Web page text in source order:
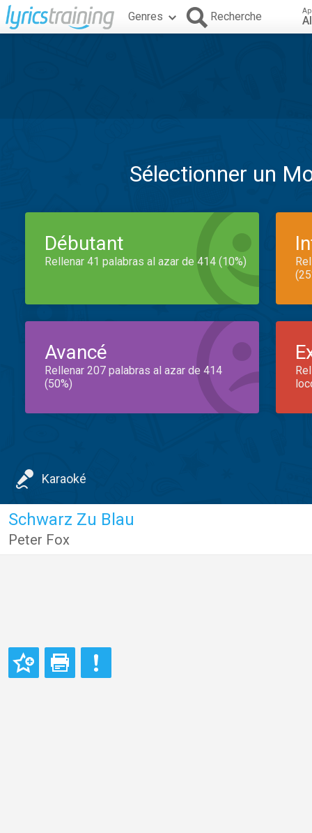
Genres Recherche
Sélectionner un
Débutant
Rellenar 41 palabras al azar de 414 (10%)
Avancé
Rellenar 207 palabras al azar de 414
(50%)
Karaoké
Schwarz Zu Blau
Peter Fox